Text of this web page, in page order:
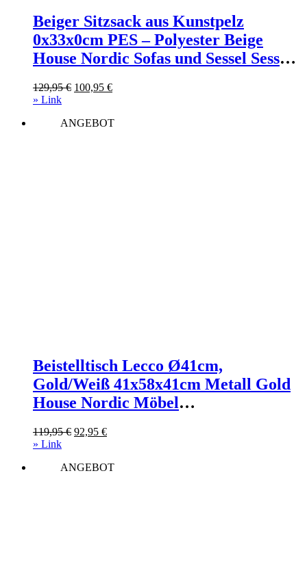
Beiger Sitzsack aus Kunstpelz
0x33x0cm PES – Polyester Beige
House Nordic Sofas und Sessel Sessel,
129,95€ Ursprünglicher
129,95 €
100,95 €Aktueller
100,95 €.
» Link
ANGEBOT
Beistelltisch Lecco Ø41cm,
Gold/Weiß 41x58x41cm Metall Gold
House Nordic Möbel
119,95€ Ursprünglicher
119,95 €
92,95 €Aktueller
92,95 €.
» Link
ANGEBOT